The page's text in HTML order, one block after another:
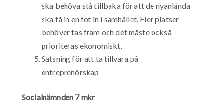
ska behöva stå tillbaka för att de nyanlända
ska få in en fot in i samhället. Fler platser
behöver tas fram och det måste också
prioriteras ekonomiskt.
Satsning för att ta tillvara på
entreprenörskap
Socialnämnden 7 mkr